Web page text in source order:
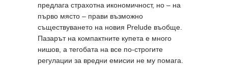
предлага страхотна икономичност, но – на
първо място – прави възможно
съществуването на новия Prelude въобще.
Пазарът на компактните купета е много
нишов, а тегобата на все по-строгите
регулации за вредни емисии не му помага.